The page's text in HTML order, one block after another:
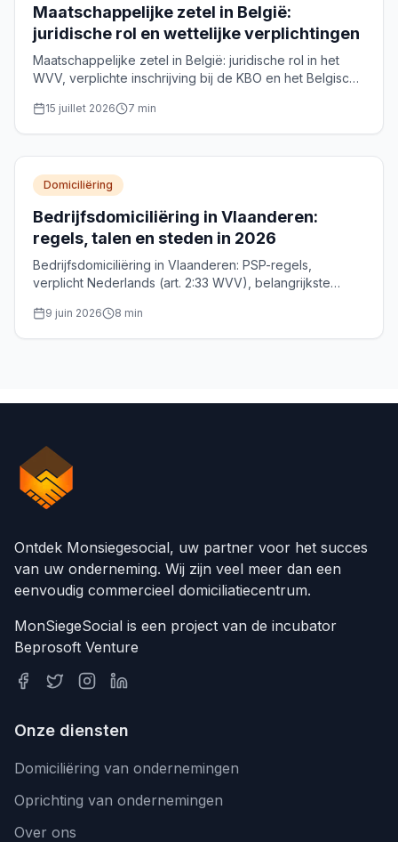
Maatschappelijke zetel in België:
juridische rol en wettelijke verplichtingen
Maatschappelijke zetel in België: juridische rol in het
WVV, verplichte inschrijving bij de KBO en het Belgisch
en sancties.
15 juillet 2026 7 min
Domiciliëring
Bedrijfsdomiciliëring in Vlaanderen:
regels, talen en steden in 2026
Bedrijfsdomiciliëring in Vlaanderen: PSP-regels,
verplicht Nederlands (art. 2:33 WVV), belangrijkste
maatschappelijke zetel.
9 juin 2026 8 min
Ontdek Monsiegesocial, uw partner voor het succes
van uw onderneming. Wij zijn veel meer dan een
eenvoudig commercieel domiciliatiecentrum.
MonSiegeSocial is een project van de incubator
Beprosoft Venture
Onze diensten
Domiciliëring van ondernemingen
Oprichting van ondernemingen
Over ons